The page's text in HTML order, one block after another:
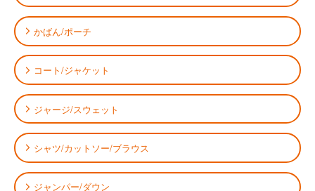
かばん/ポーチ
コート/ジャケット
ジャージ/スウェット
シャツ/カットソー/ブラウス
ジャンパー/ダウン